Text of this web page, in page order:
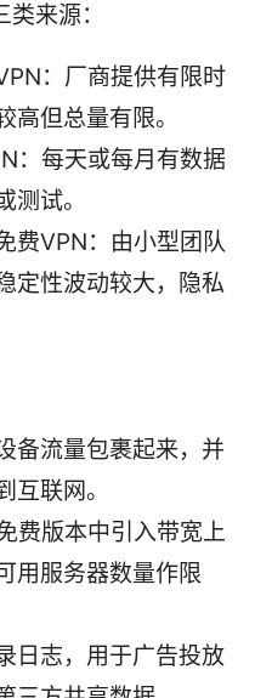
来源：
：厂商提供有限时
高但总量有限。
：每天或每月有数据
测试。
费VPN：由小型团队
定性波动较大，隐私
备流量包裹起来，并
互联网。
费版本中引入带宽上
用服务器数量作限
日志，用于广告投放